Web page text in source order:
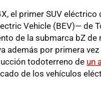
el primer SUV eléctrico
Vehicle (BEV)— de
de la submarca bZ de
además por primera vez
todoterreno de un
de los vehículos